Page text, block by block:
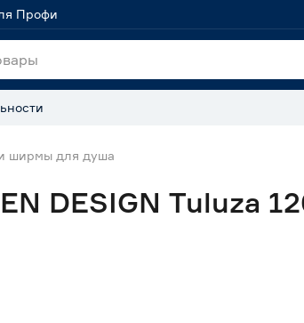
Профи
ширмы для душа
DESIGN Tuluza